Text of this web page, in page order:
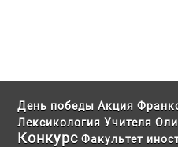
День победы Акция
Лексикология Учителя
Конкурс Факультет